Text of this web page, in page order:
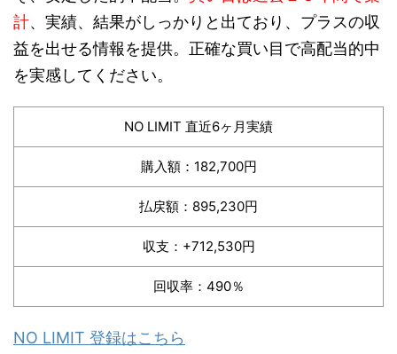
計、実績、結果がしっかりと出ており、プラスの収
益を出せる情報を提供。正確な買い目で高配当的中
を実感してください。
NO LIMIT 直近6ヶ月実績
購入額：182,700円
払戻額：895,230円
収支：+712,530円
回収率：490％
NO LIMIT 登録はこちら